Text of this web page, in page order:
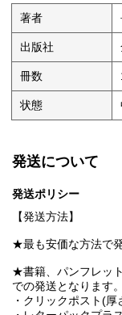
著者
出版社
冊数
状態
発送について
発送ポリシー
【発送方法】
★最も安価な方法で
★書籍、パンフレッ
での発送となります。
・クリックポスト(